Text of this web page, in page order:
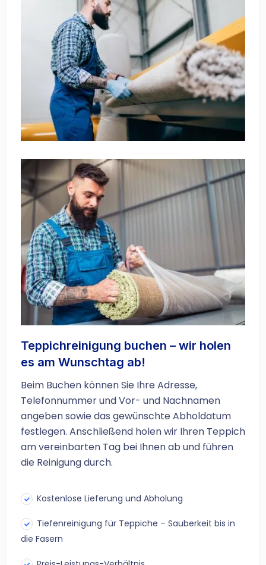
Teppichreinigung buchen – wir holen
es am Wunschtag ab!
Beim Buchen können Sie Ihre Adresse,
Telefonnummer und Vor- und Nachnamen
angeben sowie das gewünschte Abholdatum
festlegen. Anschließend holen wir Ihren Teppich
am vereinbarten Tag bei Ihnen ab und führen
die Reinigung durch.
Kostenlose Lieferung und Abholung
Tiefenreinigung für Teppiche – Sauberkeit bis in
die Fasern